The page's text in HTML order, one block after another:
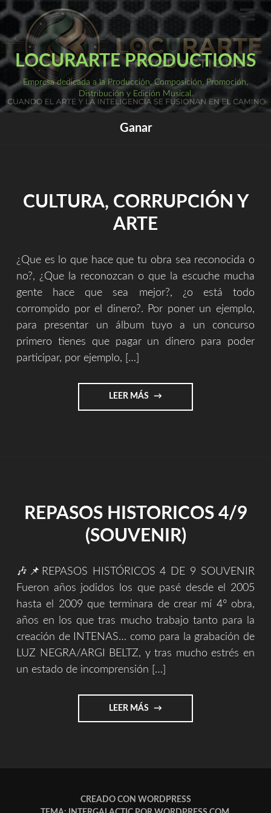
Saltar
contenido
LOCURARTE PRODUCTIONS
Empresa dedicada a la Producción, Composición, Promoción,
Distribución y Edición Musical.
Ganar
CULTURA, CORRUPCIÓN Y
ARTE
¿Que es lo que hace que tu obra sea reconocida o
no?, ¿Que la reconozcan o que la escuche mucha
gente hace que sea mejor?, ¿o está todo
corrompido por el dinero?. Por poner un ejemplo,
para presentar un álbum tuyo a un concurso
primero tienes que pagar un dinero para poder
participar, por ejemplo, […]
LEER MÁS "CULTURA,
CORRUPCIÓN
REPASOS HISTORICOS 4/9
(SOUVENIR)
🎶📌REPASOS HISTÓRICOS 4 DE 9 SOUVENIR
Fueron años jodidos los que pasé desde el 2005
hasta el 2009 que terminara de crear mí 4° obra,
años en los que tras mucho trabajo tanto para la
creación de INTENAS… como para la grabación de
LUZ NEGRA/ARGI BELTZ, y tras mucho estrés en
un estado de incomprensión […]
LEER MÁS "REPASOS
HISTORICOS
CREADO CON WORDPRESS